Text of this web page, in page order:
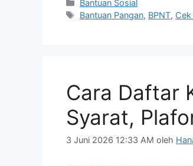
Bantuan Sosial
Tag
Bantuan Pangan, BPNT,
Cara Daftar
Syarat,
3 Juni 2026 12:33 AM oleh